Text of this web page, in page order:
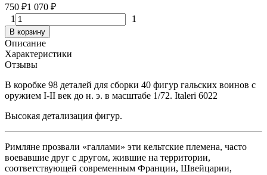
750 ₽1 070 ₽
1
1
В корзину
Описание
Характеристики
Отзывы
В коробке 98 деталей для сборки 40 фигур гальских воинов с
оружием I-II век до н. э. в масштабе 1/72. Italeri 6022
Высокая детализация фигур.
Римляне прозвали «галлами» эти кельтские племена, часто
воевавшие друг с другом, жившие на территории,
соответствующей современным Франции, Швейцарии,